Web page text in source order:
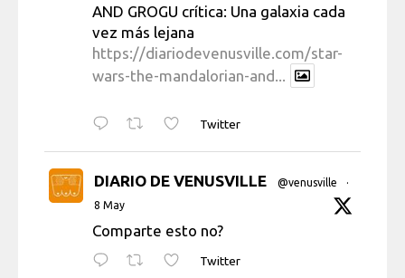
AND GROGU crítica: Una galaxia cada
vez más lejana
https://diariodevenusville.com/star-
wars-the-mandalorian-and...
Twitter
DIARIO DE VENUSVILLE @venusville
·
8 May
Comparte esto no?
Twitter